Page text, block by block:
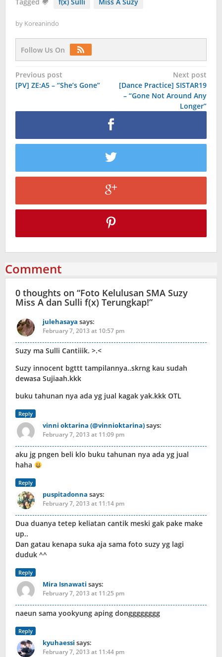
Tagged f(x) Sulli Miss A Suzy
by Koreanindo
Follow Us On
Post
navigation
Previous post
[PV] ZE:A5 – “She’s Gone”
Next post
[Dance Practice] SISTAR19
– “Gone Not Around Any
Longer”
Comment
0 thoughts on “Foto Kelulusan SMA Suzy
Miss A dan Sulli f(x) Terungkap!”
julehasaya says:
February 7, 2013 at 10:57 pm
Suzy ma Sulli Cantiiik. >.<
Suzy innocent bgttt tampilannya..skrng kau sudah
dewasa Sujiaah.kkk
buku tahunan nya ada yg jual kagak yak.kkk OTL
Reply
vinni oktarina (@vinnioktarina)says:
February 7, 2013 at 11:09 pm
aku jg pngen beli klo buku tahunan nya ada yg jual
haha
Reply
puspitadonna says:
February 7, 2013 at 11:14 pm
Dua duanya tetep keliatan cantik meski gak pake make
up..
Dan gatau kenapa suka aja sama foto suzy yg lagi
duduk ^^
Reply
Mira Isnawati says:
February 7, 2013 at 11:25 pm
naeun sama yookyung aping dongggggggg
Reply
kyuhaessi says:
February 7, 2013 at 11:44 pm